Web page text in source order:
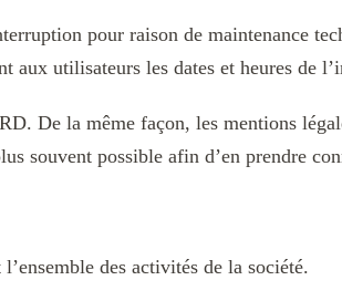
pour raison de maintenance
aux utilisateurs les dates et heures de
De la même façon, les mentions
souvent possible afin d’en prendre
des activités de la société.